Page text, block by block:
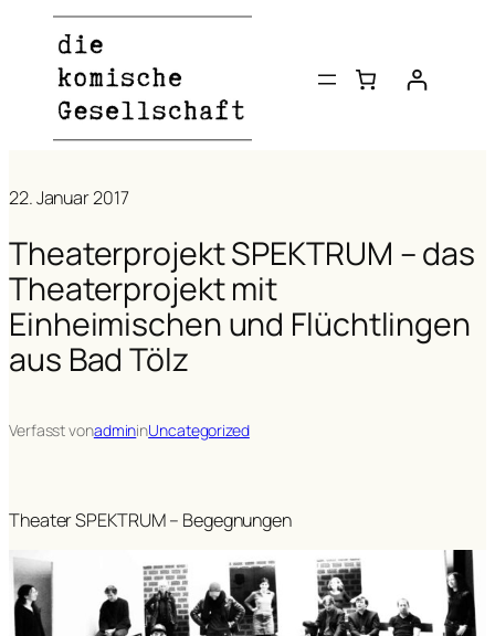
Inhalt
springen
22. Januar 2017
Theaterprojekt SPEKTRUM – das
Theaterprojekt mit
Einheimischen und Flüchtlingen
aus Bad Tölz
Verfasst vonadmininUncategorized
Theater SPEKTRUM – Begegnungen